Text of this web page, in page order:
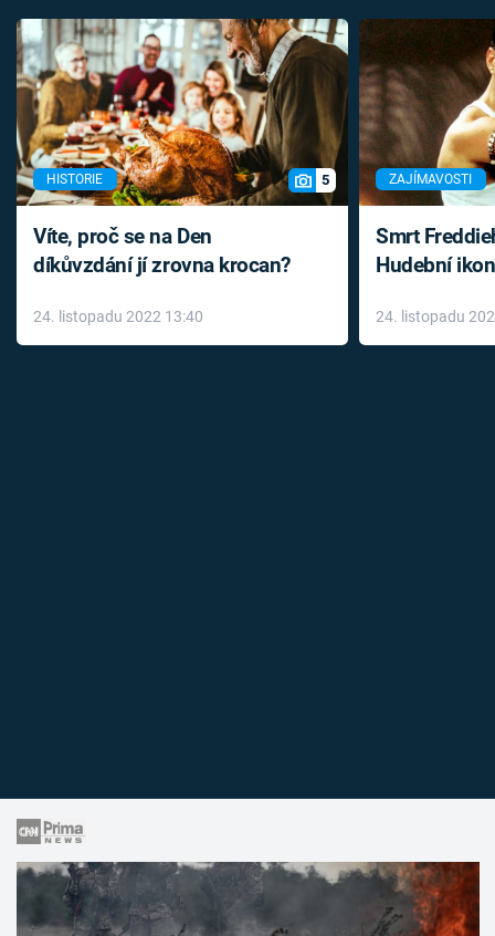
HISTORIE 5
Víte, proč se na Den
díkůvzdání jí zrovna krocan?
24. listopadu 2022 13:40
ZAJÍMAVOSTI
Smrt
Hudební
léky
24. listopadu